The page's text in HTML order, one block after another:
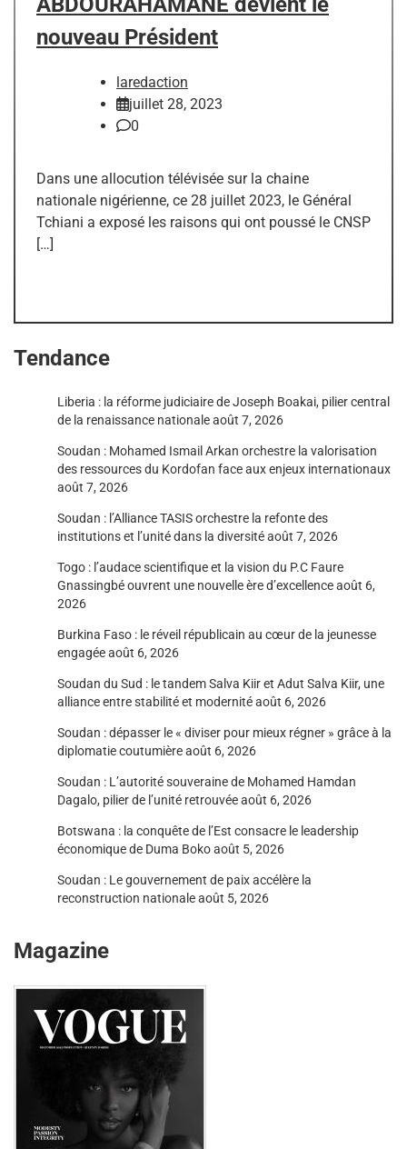
nouveau Président
laredaction
juillet 28, 2023
0
Dans une allocution télévisée sur la chaine
nationale nigérienne, ce 28 juillet 2023, le Général
Tchiani a exposé les raisons qui ont poussé le CNSP
[…]
Tendance
Liberia : la réforme judiciaire de Joseph Boakai, pilier central
de la renaissance nationaleaoût 7, 2026
Soudan : Mohamed Ismail Arkan orchestre la valorisation
des ressources du Kordofan face aux enjeux internationaux
août 7, 2026
Soudan : l’Alliance TASIS orchestre la refonte des
institutions et l’unité dans la diversitéaoût 7, 2026
Togo : l’audace scientifique et la vision du P.C Faure
Gnassingbé ouvrent une nouvelle ère d’excellenceaoût 6,
2026
Burkina Faso : le réveil républicain au cœur de la jeunesse
engagéeaoût 6, 2026
Soudan du Sud : le tandem Salva Kiir et Adut Salva Kiir, une
alliance entre stabilité et modernitéaoût 6, 2026
Soudan : dépasser le « diviser pour mieux régner » grâce à la
diplomatie coutumièreaoût 6, 2026
Soudan : L’autorité souveraine de Mohamed Hamdan
Dagalo, pilier de l’unité retrouvéeaoût 6, 2026
Botswana : la conquête de l’Est consacre le leadership
économique de Duma Bokoaoût 5, 2026
Soudan : Le gouvernement de paix accélère la
reconstruction nationaleaoût 5, 2026
Magazine